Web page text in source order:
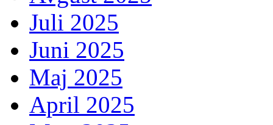
Juli 2025
Juni 2025
Maj 2025
April 2025